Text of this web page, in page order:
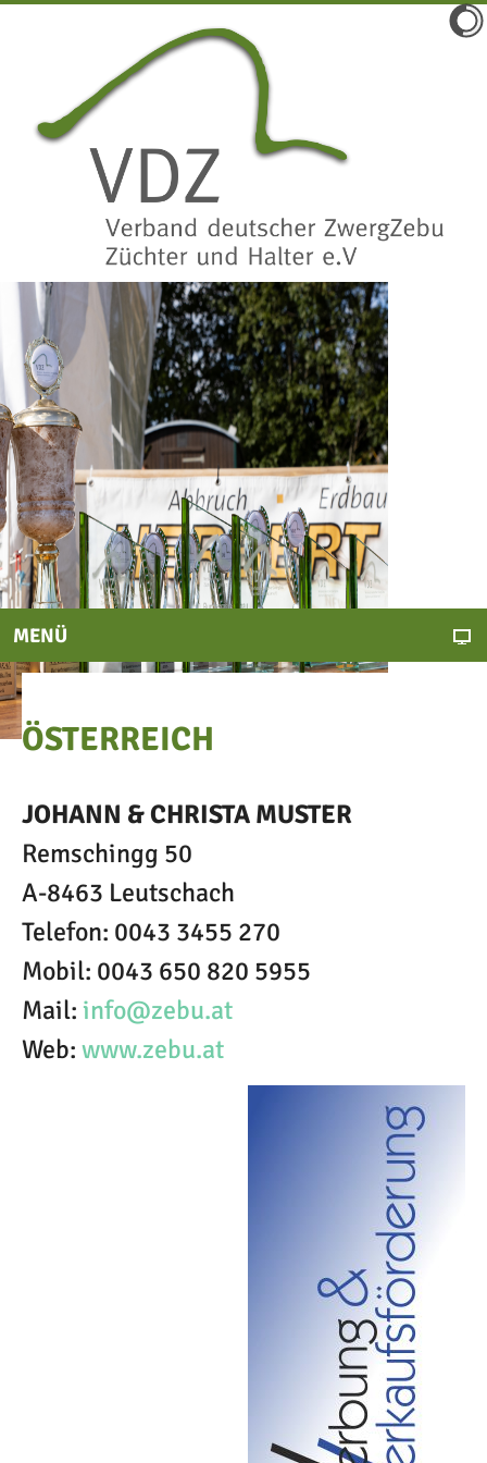
MENÜ
ÖSTERREICH
JOHANN & CHRISTA MUSTER
Remschingg 50
A-8463 Leutschach
Telefon: 0043 3455 270
Mobil: 0043 650 820 5955
Mail: info@zebu.at
Web: www.zebu.at